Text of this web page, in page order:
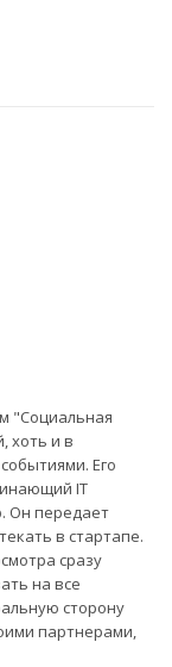
"Социальная
хоть и в
Его
IT
Он передает
в стартапе.
сразу
на все
сторону
партнерами,